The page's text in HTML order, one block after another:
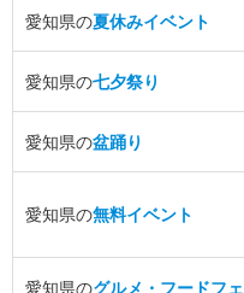
愛知県の夏休みイベント
愛知県の七夕祭り
愛知県の盆踊り
愛知県の無料イベント
愛知県のグルメ・フードフェ